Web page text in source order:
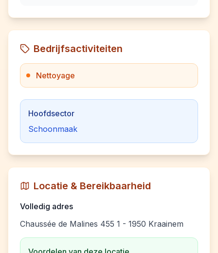
Bedrijfsactiviteiten
Nettoyage
Hoofdsector
Schoonmaak
Locatie & Bereikbaarheid
Volledig adres
Chaussée de Malines 455 1 - 1950 Kraainem